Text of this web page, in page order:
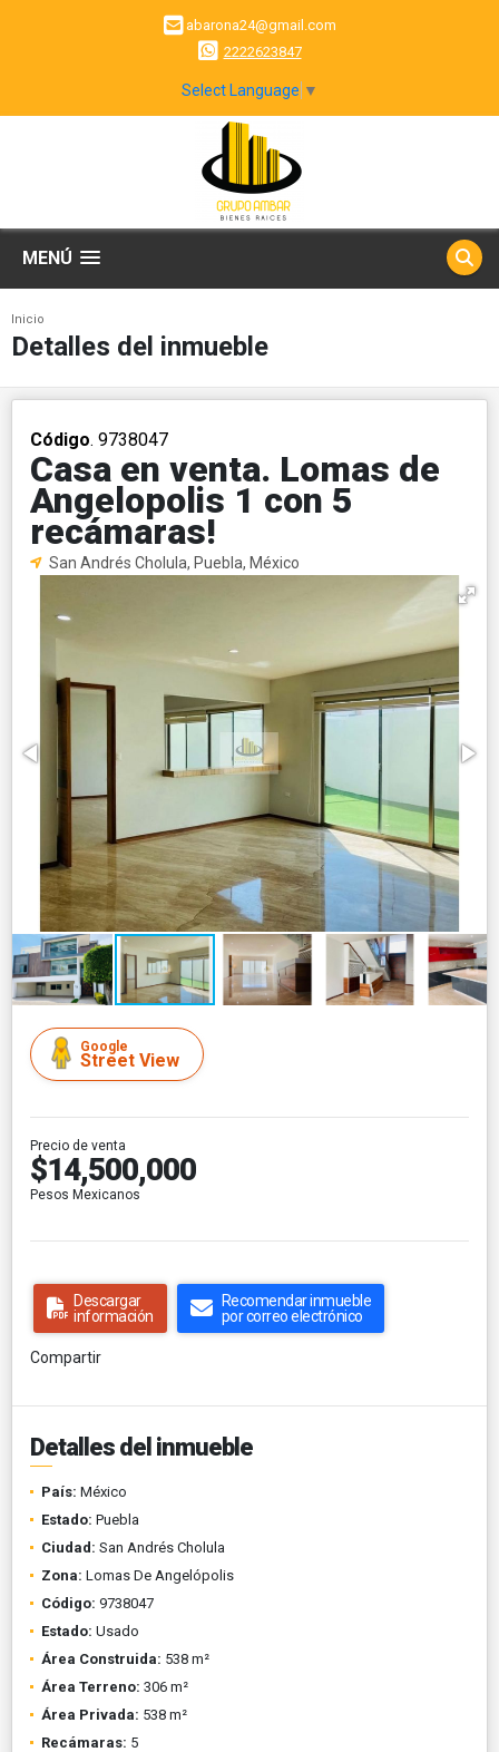
abarona24@gmail.com
2222623847
Select Language ▼
MENÚ
Inicio
Detalles del inmueble
Código. 9738047
Casa en venta. Lomas de
Angelopolis 1 con 5
recámaras!
San Andrés Cholula, Puebla, México
Google
Street View
Precio de venta
$14,500,000
Pesos Mexicanos
Descargar
información
Recomendar inmueble
por correo electrónico
Compartir
Detalles del inmueble
País: México
Estado: Puebla
Ciudad: San Andrés Cholula
Zona: Lomas De Angelópolis
Código: 9738047
Estado: Usado
Área Construida: 538 m²
Área Terreno: 306 m²
Área Privada: 538 m²
Recámaras: 5